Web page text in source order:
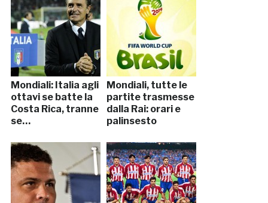
Mondiali: Italia agli
ottavi se batte la
Costa Rica, tranne
se…
Mondiali, tutte le
partite trasmesse
dalla Rai: orari e
palinsesto